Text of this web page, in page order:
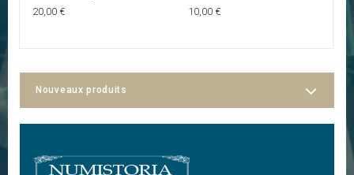
20,00 € 10,00 €
Nouveaux produits